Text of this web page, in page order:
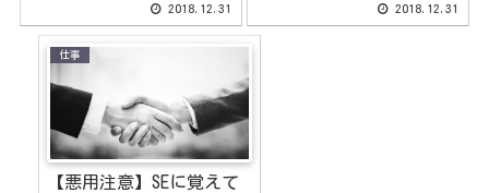
2018.12.31 2018.12.31
仕事
【悪用注意】SEに覚えて